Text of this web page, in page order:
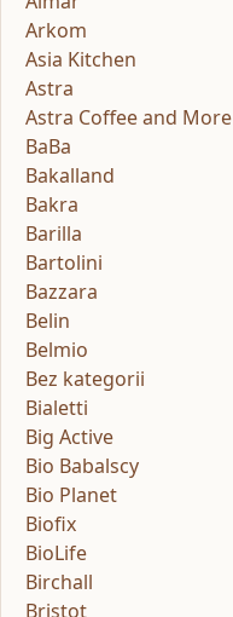
Arkom
Asia Kitchen
Astra
Astra Coffee and More
BaBa
Bakalland
Bakra
Barilla
Bartolini
Bazzara
Belin
Belmio
Bez kategorii
Bialetti
Big Active
Bio Babalscy
Bio Planet
Biofix
BioLife
Birchall
Bristot